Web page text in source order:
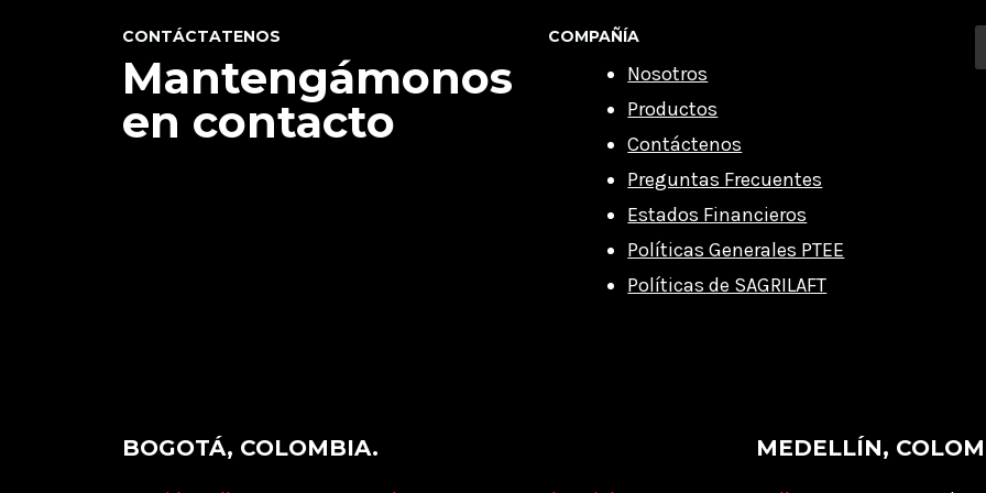
CONTÁCTATENOS
Mantengámonos
en contacto
COMPAÑÍA
Nosotros
Productos
Contáctenos
Preguntas Frecuentes
Estados Financieros
Políticas Generales PTEE
Políticas de SAGRILAFT
BOGOTÁ, COLOMBIA. MEDELLÍN,